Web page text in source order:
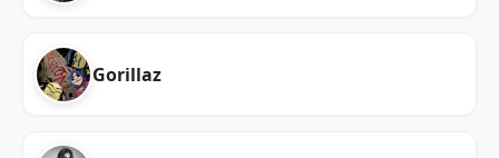
Gorillaz